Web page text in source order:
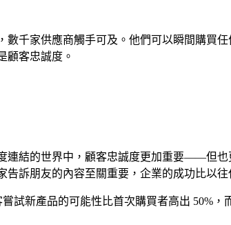
千家供應商觸手可及。他們可以瞬間購買
顧客忠誠度。
連結的世界中，顧客忠誠度更加重要——但
訴朋友的內容至關重要，企業的成功比以
試新產品的可能性比首次購買者高出 50%，